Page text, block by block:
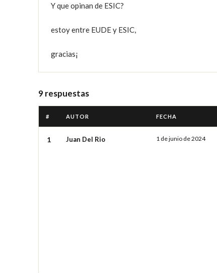
Y que opinan de ESIC?
estoy entre EUDE y ESIC,
gracias¡
9 respuestas
# AUTOR FECHA
1 Juan Del Rio 1 de junio de 2024